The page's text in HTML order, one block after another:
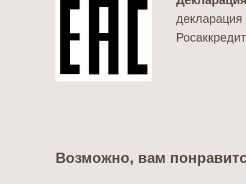
декларация
Возможно, вам